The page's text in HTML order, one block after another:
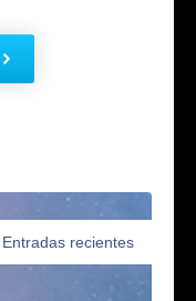
Entradas recientes